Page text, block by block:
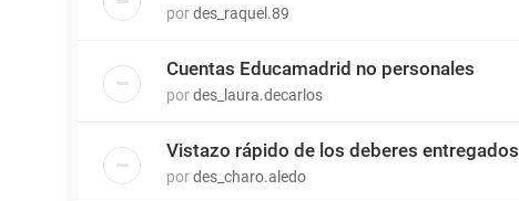
pordes_raquel.89
Cuentas Educamadrid no personales
pordes_laura.decarlos
Vistazo rápido de los deberes entregados
pordes_charo.aledo